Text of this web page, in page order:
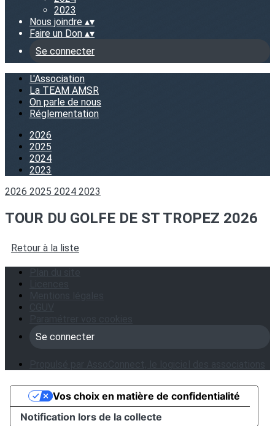
2023
Nous joindre ▴▾
Faire un Don ▴▾
Se connecter
L'Association
La TEAM AMSR
On parle de nous
Réglementation
2026
2025
2024
2023
2026 2025 2024 2023
TOUR DU GOLFE DE ST TROPEZ 2026
Retour à la liste
Se connecter
Notification lors de la collecte
Vos choix en matière de confidentialité